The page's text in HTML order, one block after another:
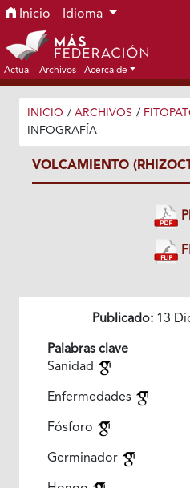
Ir al menú de navegación
Ir al contenido principal
Ir al pie de página del sitio
Inicio Idioma
Actual Archivos Acerca de
INICIO / ARCHIVOS /
INFOGRAFÍA
VOLCAMIENTO
Publicado: 13
Palabras clave
Sanidad
Enfermedades
Fósforo
Germinador